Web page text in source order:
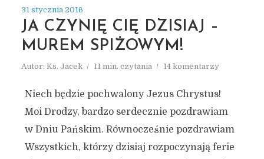
31 stycznia 2016
JA CZYNIĘ CIĘ DZISIAJ –
MUREM SPIŻOWYM!
Autor: Ks. Jacek 11 min. czytania 14 komentarzy
Niech będzie pochwalony Jezus Chrystus!
Moi Drodzy, bardzo serdecznie pozdrawiam
w Dniu Pańskim. Równocześnie pozdrawiam
Wszystkich, którzy dzisiaj rozpoczynają ferie